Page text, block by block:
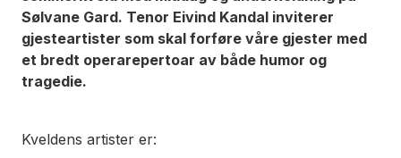
Sølvane Gard. Tenor Eivind Kandal inviterer
gjesteartister som skal forføre våre gjester med
et bredt operarepertoar av både humor og
tragedie.
Kveldens artister er: